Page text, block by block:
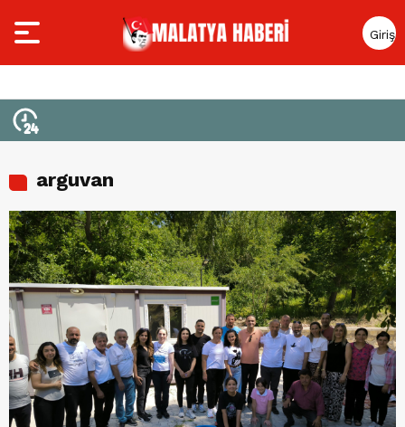
Giriş
Yap
arguvan